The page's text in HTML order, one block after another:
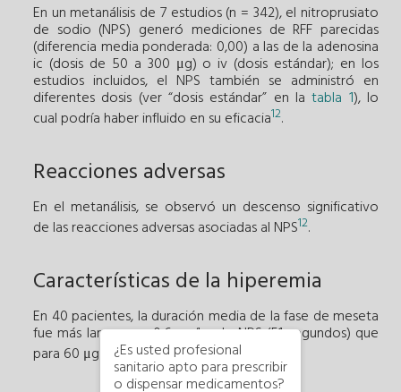
En un metanálisis de 7 estudios (n = 342), el nitroprusiato
de sodio (NPS) generó mediciones de RFF parecidas
(diferencia media ponderada: 0,00) a las de la adenosina
ic (dosis de 50 a 300 μg) o iv (dosis estándar); en los
estudios incluidos, el NPS también se administró en
diferentes dosis (ver “dosis estándar” en latabla 1), lo
cual podría haber influido en su eficacia12.
Reacciones adversas
En el metanálisis, se observó un descenso significativo
de las reacciones adversas asociadas al NPS12.
Características de la hiperemia
En 40 pacientes, la duración media de la fase de meseta
fue más larga para 0,6 μg/kg de NPS (51 segundos) que
para 60 μg de adenosina (28 segundos)
¿Es usted profesional
sanitario apto para prescribir
o dispensar medicamentos?